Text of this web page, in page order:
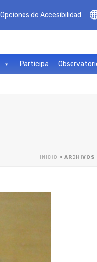
Opciones de Accesibilidad
Participa
INICIO » ARCHIVOS